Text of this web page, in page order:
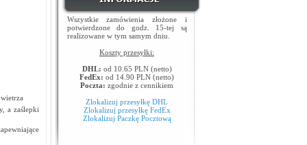
a zaślepki
Wszystkie zamówienia złożone i
potwierdzone do godz. 15-tej są
realizowane w tym samym dniu.
Koszty przesyłki:
DHL: od 10.65 PLN (netto)
FedEx: od 14.90 PLN (netto)
Poczta: zgodnie z cennikiem
Zlokalizuj przesyłkę DHL
Zlokalizuj przesyłkę FedEx
Zlokalizuj Paczkę Pocztową